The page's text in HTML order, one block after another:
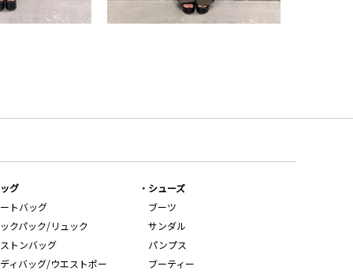
グ
トバッグ
クパック/リュック
トンバッグ
ィバッグ/ウエストポー
シューズ
ブーツ
サンダル
パンプス
ブーティー